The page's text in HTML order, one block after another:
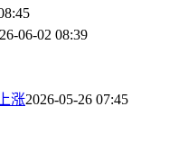
06-02 08:39
涨2026-05-26 07:45